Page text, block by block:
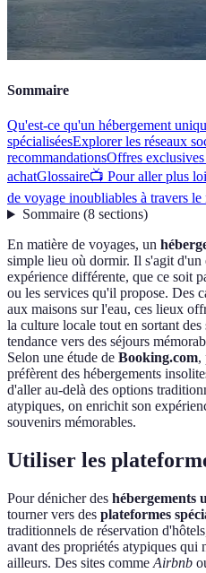
Sommaire
Qu'est-ce qu'un hébergement
spécialiséesExplorer les réseaux
recommandationsOffres exclusives
achatGlossaire📺 Pour aller plus
de voyage inoubliables à travers le
Sommaire(8 sections)
En matière de voyages, un
simple lieu où dormir. Il s'agit d'un
expérience différente, que ce soit
ou les services qu'il propose. Des
aux maisons sur l'eau, ces lieux
la culture locale tout en sortant
tendance vers des séjours
Selon une étude de Booking.com,
préfèrent des hébergements
d'aller au-delà des options
atypiques, on enrichit son
souvenirs mémorables.
Utiliser les
Pour dénicher des hébergements
tourner vers des plateformes
traditionnels de réservation
avant des propriétés atypiques qui
ailleurs. Des sites comme Airbnb